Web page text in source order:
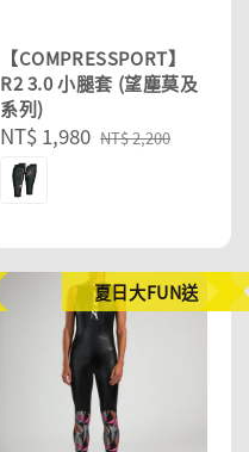
【COMPRESSPORT】
R2 3.0 小腿套 (望塵莫及
系列)
Sale
price
NT$ 1,980 Regular
NT$ 2,200
夏日大FUN送